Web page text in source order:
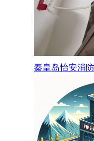
秦皇岛怡安消